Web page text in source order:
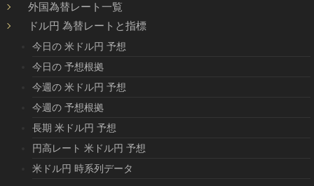
外国為替レート一覧
ドル円 為替レートと指標
今日の 米ドル円 予想
今日の 予想根拠
今週の 米ドル円 予想
今週の 予想根拠
長期 米ドル円 予想
円高レート 米ドル円 予想
米ドル円 時系列データ